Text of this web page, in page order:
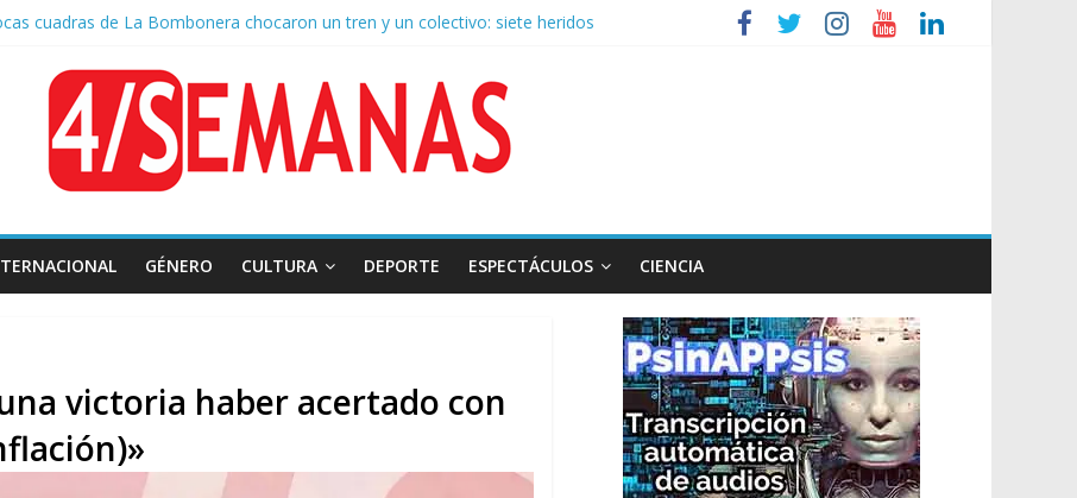
cuadras de La Bombonera chocaron un tren y un colectivo: siete heridos
por la muerte de Leandro Rud, histórico representante y conductor de TV
la aprobación de la ley de propiedad privada, Bullrich apuntó: “Vino un poco endiablada”
GÉNERO CULTURA DEPORTE ESPECTÁCULOS CIENCIA
victoria haber acertado con